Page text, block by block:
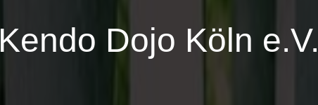
Kendo Dojo Köln e.V.